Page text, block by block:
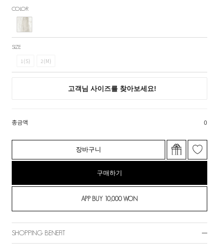
COLOR
SIZE
1(S) 2(M)
총금액 0
장바구니
구매하기
SHOPPING BENEFIT